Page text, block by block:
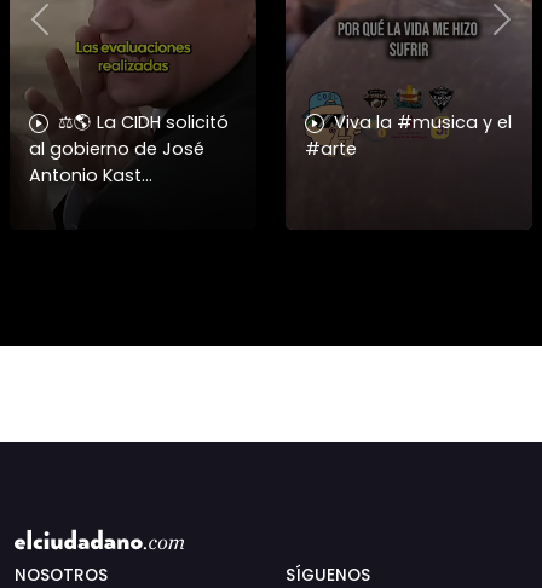
⚖️🌎 La CIDH solicitó
al gobierno de José
Antonio Kast
información detallada
sobre cambios
Viva la #musica y el
#arte
Previous
NOSOTROS SÍGUENOS